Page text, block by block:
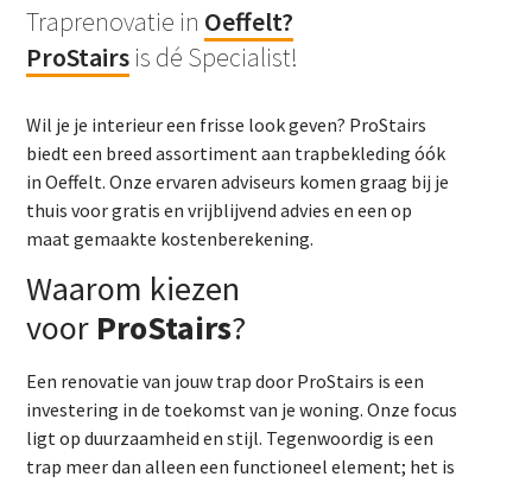
Traprenovatie in Oeffelt?
ProStairs is dé Specialist!
Wil je je interieur een frisse look geven? ProStairs
biedt een breed assortiment aan trapbekleding óók
in Oeffelt. Onze ervaren adviseurs komen graag bij je
thuis voor gratis en vrijblijvend advies en een op
maat gemaakte kostenberekening.
Waarom kiezen
voor ProStairs?
Een renovatie van jouw trap door ProStairs is een
investering in de toekomst van je woning. Onze focus
ligt op duurzaamheid en stijl. Tegenwoordig is een
trap meer dan alleen een functioneel element; het is